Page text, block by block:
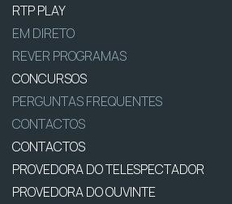
RTP PLAY
EM DIRETO
REVER PROGRAMAS
CONCURSOS
PERGUNTAS FREQUENTES
CONTACTOS
CONTACTOS
PROVEDORA DO TELESPECTADOR
PROVEDORA DO OUVINTE